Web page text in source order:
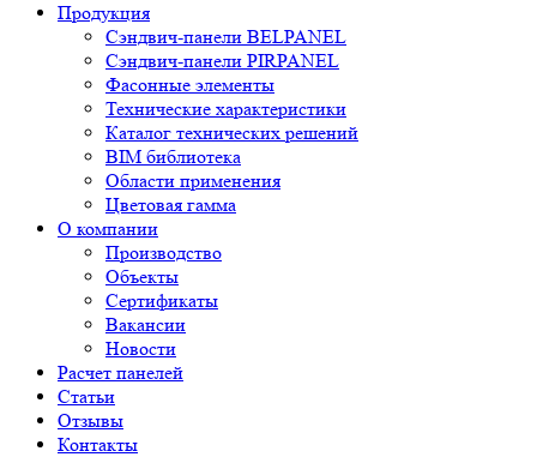
Продукция
Сэндвич-панели BELPANEL
Сэндвич-панели PIRPANEL
Фасонные элементы
Технические характеристики
Каталог технических решений
BIM библиотека
Области применения
Цветовая гамма
О компании
Производство
Объекты
Сертификаты
Вакансии
Новости
Расчет панелей
Статьи
Отзывы
Контакты